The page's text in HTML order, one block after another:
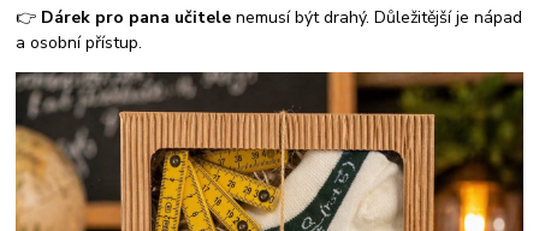
👉 Dárek pro pana učitele nemusí být drahý. Důležitější je nápad
a osobní přístup.